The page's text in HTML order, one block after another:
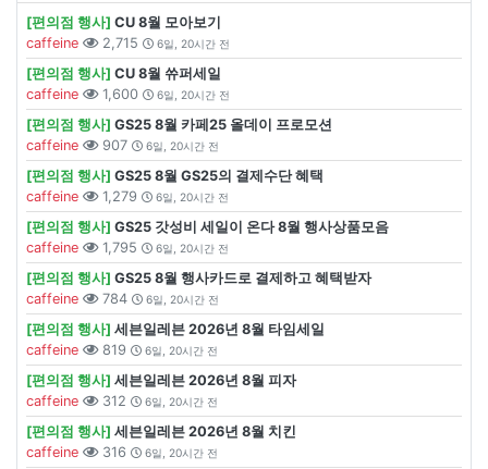
[편의점 행사] CU 8월 모아보기
caffeine
2,715 6일, 20시간 전
[편의점 행사] CU 8월 쓔퍼세일
caffeine
1,600 6일, 20시간 전
[편의점 행사] GS25 8월 카페25 올데이 프로모션
caffeine
907 6일, 20시간 전
[편의점 행사] GS25 8월 GS25의 결제수단 혜택
caffeine
1,279 6일, 20시간 전
[편의점 행사] GS25 갓성비 세일이 온다 8월 행사상품모음
caffeine
1,795 6일, 20시간 전
[편의점 행사] GS25 8월 행사카드로 결제하고 혜택받자
caffeine
784 6일, 20시간 전
[편의점 행사] 세븐일레븐 2026년 8월 타임세일
caffeine
819 6일, 20시간 전
[편의점 행사] 세븐일레븐 2026년 8월 피자
caffeine
312 6일, 20시간 전
[편의점 행사] 세븐일레븐 2026년 8월 치킨
caffeine
316 6일, 20시간 전